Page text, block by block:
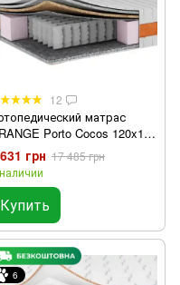
12
матрас
Porto Cocos 120x190
грн 17 485 грн
Купить
6